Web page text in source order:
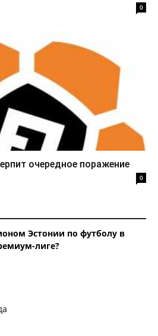
0
очередное поражение
0
Эстонии по футболу в
лиге?